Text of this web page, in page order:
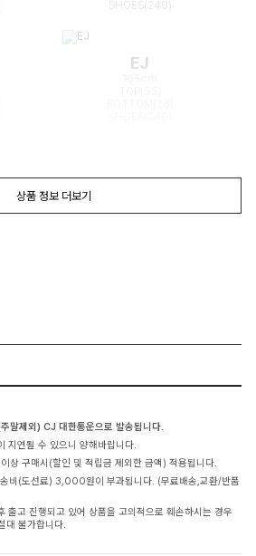
EJ
상품 정보 더보기
말제외) CJ 대한통운으로 발송됩니다.
지연될 수 있으니 양해바랍니다.
상 구매시(할인 및 적립금 제외한 금액) 적용됩니다.
비(도선료) 3,000원이 부과됩니다. (무료배송,교환/반품
출고 진행되고 있어 상품을 고의적으로 훼손하시는 경우
대 불가합니다.